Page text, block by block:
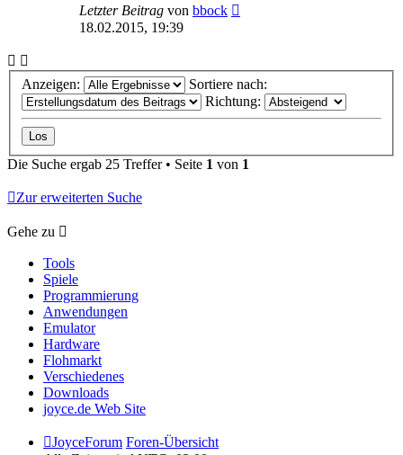
Letzter Beitrag von bbock
18.02.2015, 19:39
Anzeigen:
Sortiere nach:
Richtung:
Die Suche ergab 25 Treffer • Seite 1 von 1
Zur erweiterten Suche
Gehe zu
Tools
Spiele
Programmierung
Anwendungen
Emulator
Hardware
Flohmarkt
Verschiedenes
Downloads
joyce.de Web Site
JoyceForum Foren-Übersicht